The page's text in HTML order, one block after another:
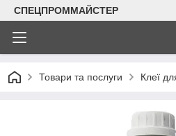
СПЕЦПРОММАЙСТЕР
Товари та послуги Клеї